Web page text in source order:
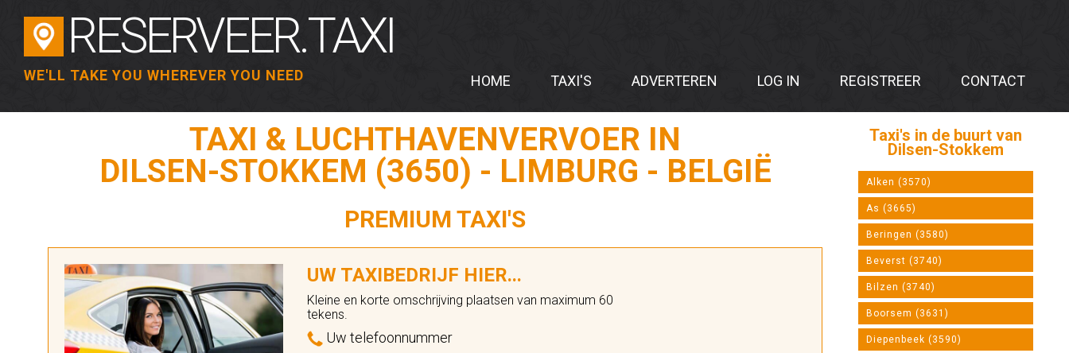
RESERVEER.TAXI
WE'LL TAKE YOU WHEREVER YOU NEED HOME TAXI'S ADVERTEREN LOG IN REGISTREER CONTACT
TAXI & LUCHTHAVENVERVOER IN
DILSEN-STOKKEM (3650) - LIMBURG - BELGIË
PREMIUM TAXI'S
UW TAXIBEDRIJF HIER...
Kleine en korte omschrijving plaatsen van maximum 60
tekens.
Uw telefoonnummer
Taxi's in de buurt van
Dilsen-Stokkem
Alken (3570)
As (3665)
Beringen (3580)
Beverst (3740)
Bilzen (3740)
Boorsem (3631)
Diepenbeek (3590)